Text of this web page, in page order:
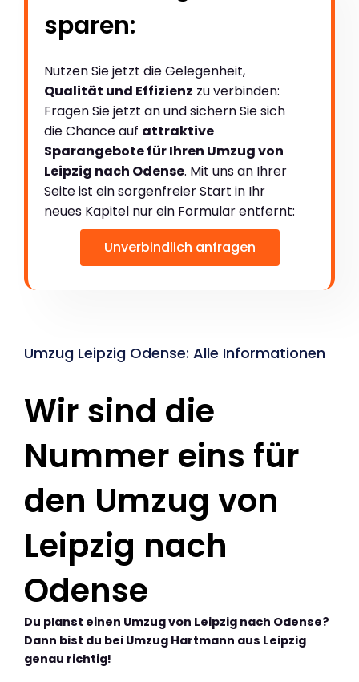
sparen:
Nutzen Sie jetzt die Gelegenheit,
Qualität und Effizienz zu verbinden:
Fragen Sie jetzt an und sichern Sie sich
die Chance auf attraktive
Sparangebote für Ihren Umzug von
Leipzig nach Odense. Mit uns an Ihrer
Seite ist ein sorgenfreier Start in Ihr
neues Kapitel nur ein Formular entfernt:
Unverbindlich anfragen
Umzug Leipzig Odense: Alle Informationen
Wir sind die
Nummer eins für
den Umzug von
Leipzig nach
Odense
Du planst einen Umzug von Leipzig nach Odense?
Dann bist du bei Umzug Hartmann aus Leipzig
genau richtig!